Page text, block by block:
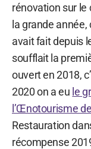
rénovation sur le
la grande
avait fait depuis
soufflait la
ouvert en 2018,
2020 on a eu le
l’Œnotourisme
Restauration
récompense